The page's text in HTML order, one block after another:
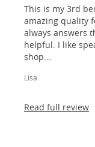
This is my 3rd
amazing quality
always answers
helpful. I like
shop...
Lisa
Read full review